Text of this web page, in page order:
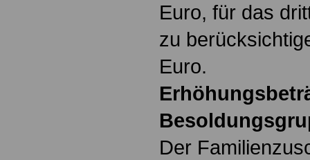
Euro, für das
zu
Euro.
Der